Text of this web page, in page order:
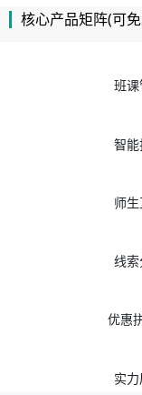
核心产品矩阵(可
班
智
师
线
优惠
实